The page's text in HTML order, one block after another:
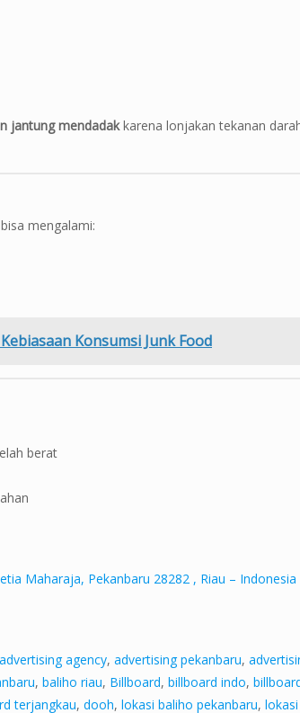
jantung mendadakkarena lonjakan tekanan
mengalami:
Konsumsi Junk Food
berat
Maharaja, Pekanbaru 28282 , Riau – Indonesia
advertising agency, advertising pekanbaru,
, baliho riau, Billboard, billboard indo,
terjangkau, dooh, lokasi baliho pekanbaru,